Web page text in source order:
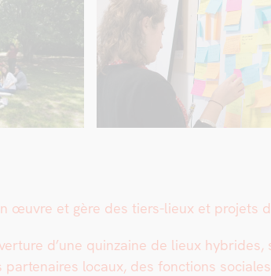
œuvre et gère des tiers-lieux et pro­jets
d’une quin­zaine de lieux
locaux, des fonc­tions